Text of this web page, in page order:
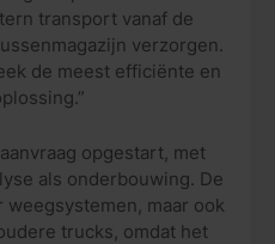
transport vanaf de
verzorgen.
de meest efficiënte en
opgestart, met
als onderbouwing. De
maar ook
trucks, omdat het